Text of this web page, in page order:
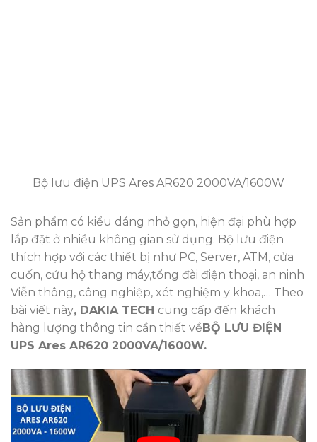
Bộ lưu điện UPS Ares AR620 2000VA/1600W
Sản phẩm có kiểu dáng nhỏ gọn, hiện đại phù hợp
lắp đặt ở nhiều không gian sử dụng. Bộ lưu điện
thích hợp với các thiết bị như PC, Server, ATM, cửa
cuốn, cứu hộ thang máy,tổng đài điện thoại, an ninh
Viễn thông, công nghiệp, xét nghiệm y khoa,… Theo
bài viết này, DAKIA TECH cung cấp đến khách
hàng lượng thông tin cần thiết vềBỘ LƯU ĐIỆN
UPS Ares AR620 2000VA/1600W.